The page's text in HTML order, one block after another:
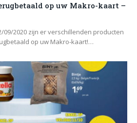
op uw Makro-kaart –
09/2020 zijn er verschillenden producten
op uw Makro-kaart!…